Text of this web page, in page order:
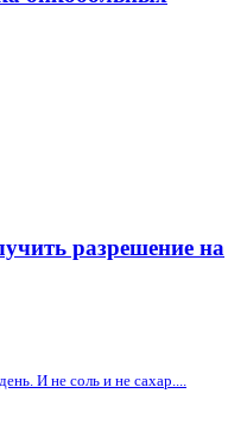
разрешение на
И не соль и не сахар....